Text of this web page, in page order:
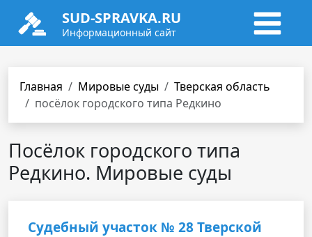
SUD-SPRAVKA.RU
Информационный сайт
Главная Мировые суды
Тверская область
посёлок городского типа Редкино
Посёлок городского типа
Редкино. Мировые суды
Судебный участок № 28 Тверской